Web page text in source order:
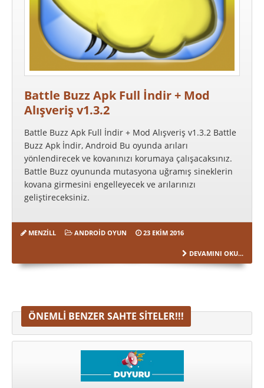
Battle Buzz Apk Full İndir + Mod
Alışveriş v1.3.2
Battle Buzz Apk Full İndir + Mod Alışveriş v1.3.2 Battle
Buzz Apk İndir, Android Bu oyunda arıları
yönlendirecek ve kovanınızı korumaya çalışacaksınız.
Battle Buzz oyununda mutasyona uğramış sineklerin
kovana girmesini engelleyecek ve arılarınızı
geliştireceksiniz.
MENZILL ANDROID OYUN 23 EKIM 2016
DEVAMINI OKU...
ÖNEMLI BENZER SAHTE SITELER!!!